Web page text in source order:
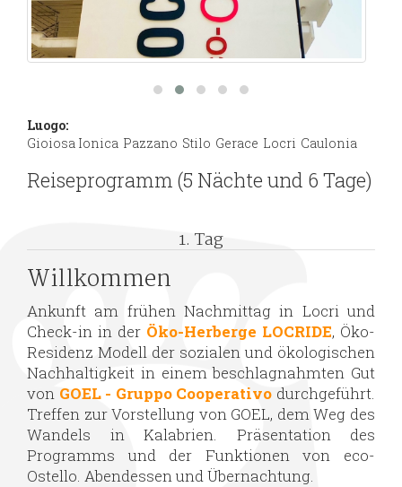
Luogo:
Gioiosa Ionica Pazzano Stilo Gerace Locri Caulonia
Reiseprogramm (5 Nächte und 6 Tage)
1. Tag
Willkommen
Ankunft am frühen Nachmittag in Locri und
Check-in in der Öko-Herberge LOCRIDE, Öko-
Residenz Modell der sozialen und ökologischen
Nachhaltigkeit in einem beschlagnahmten Gut
von GOEL - Gruppo Cooperativo durchgeführt.
Treffen zur Vorstellung von GOEL, dem Weg des
Wandels in Kalabrien. Präsentation des
Programms und der Funktionen von eco-
Ostello. Abendessen und Übernachtung.